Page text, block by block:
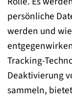
persönliche
werden und
Tracking-
Deaktivierung
sammeln,